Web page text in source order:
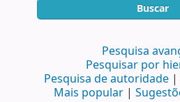
Buscar
Pesquisa
Pesquisar por
Pesquisa de autoridade
Mais popular